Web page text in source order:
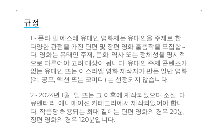
규정
1.- 푼타 델 에스테 유대인 영화제는 유대인을 주제로 한
다양한 관점을 가진 단편 및 장편 영화 출품작을 모집합니
다. 영화는 유태인 주제, 문화, 역사 또는 정체성을 명시적
으로 다루어야 고려 대상이 됩니다. 유대인 주제 콘텐츠가
없는 유대인 또는 이스라엘 영화 제작자가 만든 일반 영화
(예: 공포, 액션 또는 코미디) 는 선정되지 않습니다.
2.- 2024년 1월 1일 또는 그 이후에 제작되었으며 소설, 다
큐멘터리, 애니메이션 카테고리에서 제작되었어야 합니
다. 작품당 허용되는 최대 길이는 단편 영화의 경우 20분,
장편 영화의 경우 120분입니다.